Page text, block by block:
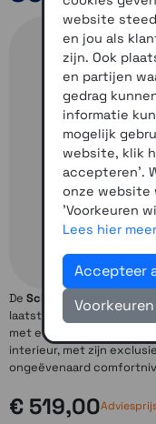
De Schuberth C5
is een
laatste technologie.
met een buitengewoon
interieur, met zijn
ongeëvenaard
€ 519,00
website
en jou als
zijn. Ook
en partijen
gedrag
informatie
mogelijk
website, klik
accepteren'.
onze website
'Voorkeuren
Lees hier
Accepteer